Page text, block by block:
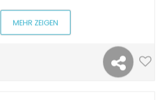
MEHR ZEIGEN